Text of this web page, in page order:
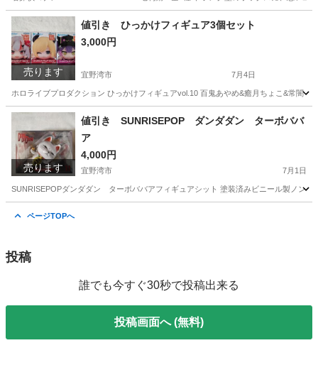
沖縄 宜野湾市 フィギュア 名探偵コナン
売ります
値引き ひっかけフィギュア3個セット
3,000円
宜野湾市 7月4日
ホロライブプロダクション ひっかけフィギュアvol.10 百鬼あやめ&癒月ちょこ&常闇
沖縄 宜野湾市 フィギュア
売ります
値引き SUNRISEPOP ダンダダン ターボババ
ア
4,000円
宜野湾市 7月1日
SUNRISEPOPダンダダン ターボババアフィギュアシット 塗装済みビニール製ノン
ページTOPへ
投稿
誰でも今すぐ30秒で投稿出来る
投稿画面へ (無料)